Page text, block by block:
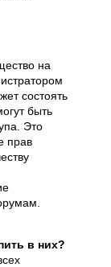
на
состоять
быть
Это
прав
в них?